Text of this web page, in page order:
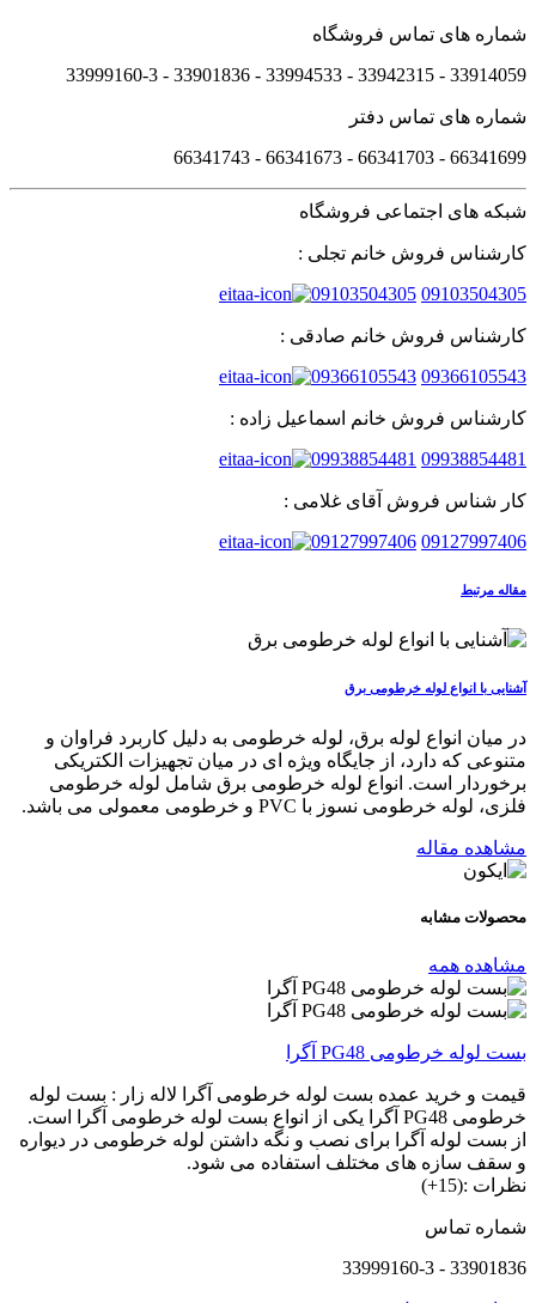
شماره های تماس فروشگاه
33914059 - 33942315 - 33994533 - 33901836 - 33999160-3 ​
شماره های تماس دفتر
66341699 - 66341703 - 66341673 - 66341743
شبکه های اجتماعی فروشگاه
کارشناس فروش خانم تجلی :
09103504305
09103504305
کارشناس فروش خانم صادقی :
09366105543
09366105543
کارشناس فروش خانم اسماعیل زاده :
09938854481
09938854481
کار شناس فروش آقای غلامی :
09127997406
09127997406
مقاله مرتبط
آشنایی با انواع لوله خرطومی برق
در میان انواع لوله برق، لوله خرطومی به دلیل کاربرد فراوان و
متنوعی که دارد، از جایگاه ویژه ای در میان تجهیزات الکتریکی
برخوردار است. انواع لوله خرطومی برق شامل لوله خرطومی
فلزی، لوله خرطومی نسوز با PVC و خرطومی معمولی می باشد.
مشاهده مقاله
محصولات مشابه
مشاهده همه
بست لوله خرطومی PG48 آگرا
قیمت و خرید عمده بست لوله خرطومی آگرا لاله زار : بست لوله
خرطومی PG48 آگرا یکی از انواع بست لوله خرطومی آگرا است.
از بست لوله آگرا برای نصب و نگه داشتن لوله خرطومی در دیواره
و سقف سازه های مختلف استفاده می شود.
نظرات :(15+)
شماره تماس
33901836 - 33999160-3